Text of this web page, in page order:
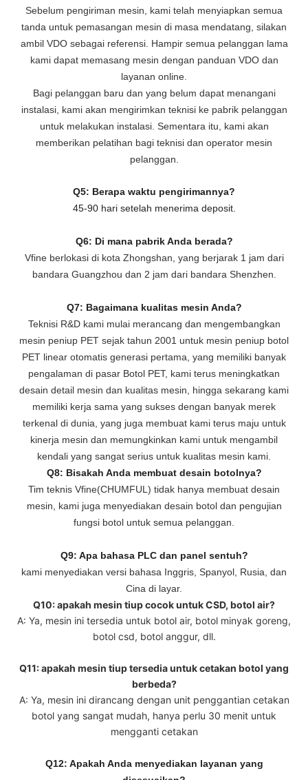
Sebelum pengiriman mesin, kami telah menyiapkan semua
tanda untuk pemasangan mesin di masa mendatang, silakan
ambil VDO sebagai referensi. Hampir semua pelanggan lama
kami dapat memasang mesin dengan panduan VDO dan
layanan online.
Bagi pelanggan baru dan yang belum dapat menangani
instalasi, kami akan mengirimkan teknisi ke pabrik pelanggan
untuk melakukan instalasi. Sementara itu, kami akan
memberikan pelatihan bagi teknisi dan operator mesin
pelanggan.
Q5: Berapa waktu pengirimannya?
45-90 hari setelah menerima deposit.
Q6: Di mana pabrik Anda berada?
Vfine berlokasi di kota Zhongshan, yang berjarak 1 jam dari
bandara Guangzhou dan 2 jam dari bandara Shenzhen.
Q7: Bagaimana kualitas mesin Anda?
Teknisi R&D kami mulai merancang dan mengembangkan
mesin peniup PET sejak tahun 2001 untuk mesin peniup botol
PET linear otomatis generasi pertama, yang memiliki banyak
pengalaman di pasar Botol PET, kami terus meningkatkan
desain detail mesin dan kualitas mesin, hingga sekarang kami
memiliki kerja sama yang sukses dengan banyak merek
terkenal di dunia, yang juga membuat kami terus maju untuk
kinerja mesin dan memungkinkan kami untuk mengambil
kendali yang sangat serius untuk kualitas mesin kami.
Q8: Bisakah Anda membuat desain botolnya?
Tim teknis Vfine(CHUMFUL) tidak hanya membuat desain
mesin, kami juga menyediakan desain botol dan pengujian
fungsi botol untuk semua pelanggan.
Q9: Apa bahasa PLC dan panel sentuh?
kami menyediakan versi bahasa Inggris, Spanyol, Rusia, dan
Cina di layar.
Q10: apakah mesin tiup cocok untuk CSD, botol air?
A: Ya, mesin ini tersedia untuk botol air, botol minyak goreng,
botol csd, botol anggur, dll.
Q11: apakah mesin tiup tersedia untuk cetakan botol yang
berbeda?
A: Ya, mesin ini dirancang dengan unit penggantian cetakan
botol yang sangat mudah, hanya perlu 30 menit untuk
mengganti cetakan
Q12: Apakah Anda menyediakan layanan yang